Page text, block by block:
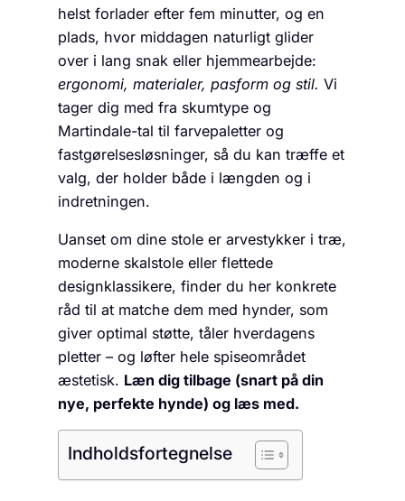
helst forlader efter fem minutter, og en
plads, hvor middagen naturligt glider
over i lang snak eller hjemmearbejde:
ergonomi, materialer, pasform og stil. Vi
tager dig med fra skumtype og
Martindale-tal til farvepaletter og
fastgørelsesløsninger, så du kan træffe et
valg, der holder både i længden og i
indretningen.
Uanset om dine stole er arvestykker i træ,
moderne skalstole eller flettede
designklassikere, finder du her konkrete
råd til at matche dem med hynder, som
giver optimal støtte, tåler hverdagens
pletter – og løfter hele spiseområdet
æstetisk. Læn dig tilbage (snart på din
nye, perfekte hynde) og læs med.
Indholdsfortegnelse